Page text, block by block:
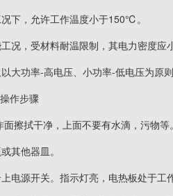
况下，允许工作温度小于150℃。
工况，受材料耐温限制，其电力密度
以大功率-高电压、小功率-低电压为原
作步骤
面擦拭干净，上面不要有水滴，污物等。
其他器皿。
电源开关。指示灯亮，电热板处于工